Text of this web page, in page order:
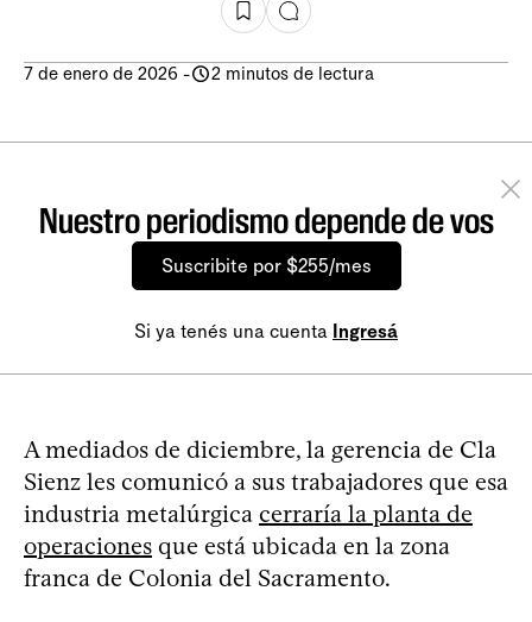
7 de enero de 2026 - 2 minutos de lectura
Nuestro periodismo depende de vos
Suscribite por $255/mes
Si ya tenés una cuenta Ingresá
A mediados de diciembre, la gerencia de Cla
Sienz les comunicó a sus trabajadores que esa
industria metalúrgica cerraría la planta de
operaciones que está ubicada en la zona
franca de Colonia del Sacramento.